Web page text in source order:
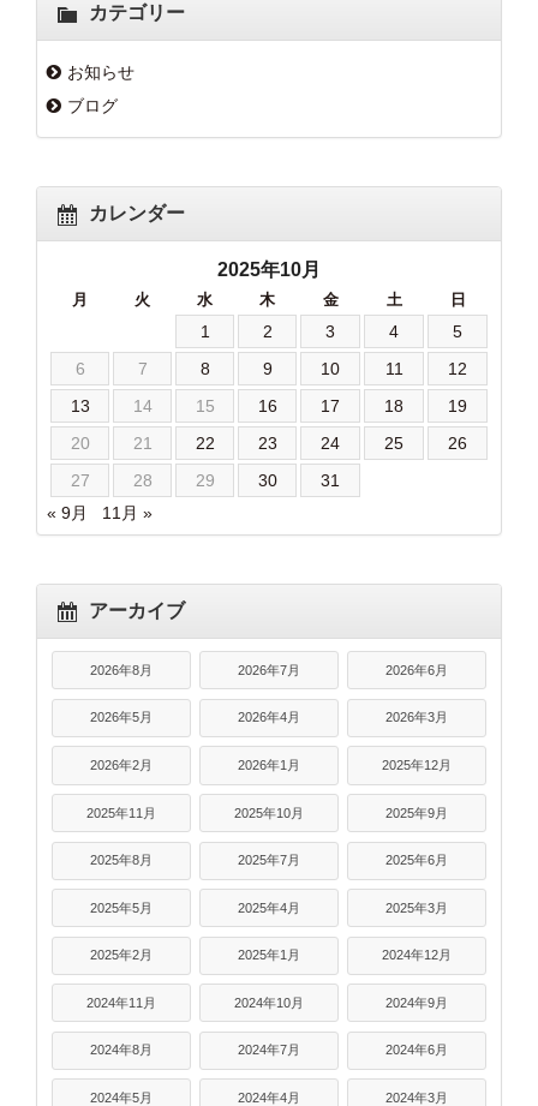
カテゴリー
お知らせ
ブログ
カレンダー
2025年10月
月 火 水 木 金 土 日
1 2 3 4
5
6
7 8 9 10 11
12
13
14 15 16 17 18
19
20
21 22 23 24 25
26
27
28 29 30
31
« 9月
11月 »
アーカイブ
2026年8月 2026年7月 2026年6月
2026年5月 2026年4月 2026年3月
2026年2月 2026年1月 2025年12月
2025年11月 2025年10月 2025年9月
2025年8月 2025年7月 2025年6月
2025年5月 2025年4月 2025年3月
2025年2月 2025年1月 2024年12月
2024年11月 2024年10月 2024年9月
2024年8月 2024年7月 2024年6月
2024年5月 2024年4月 2024年3月